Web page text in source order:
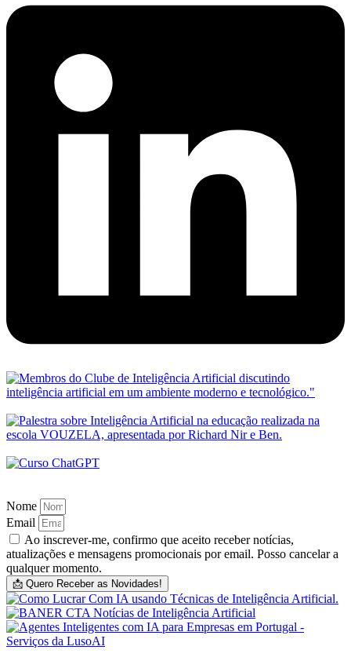
Nome
Email
Ao inscrever-me, confirmo que aceito receber notícias,
atualizações e mensagens promocionais por email. Posso cancelar a
qualquer momento.
📩 Quero Receber as Novidades!